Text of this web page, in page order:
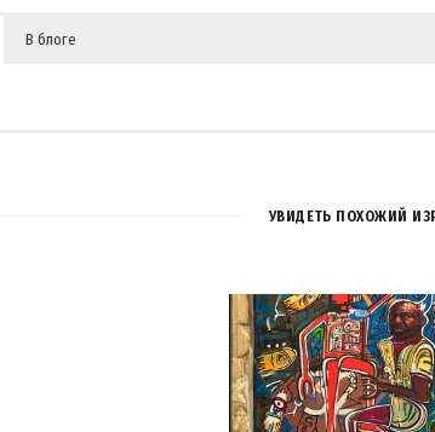
В блоге
УВИДЕТЬ ПОХОЖИЙ